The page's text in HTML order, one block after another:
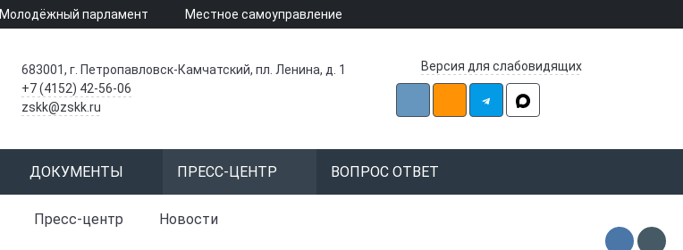
Молодёжный парламент Местное самоуправление
683001, г. Петропавловск-Камчатский, пл. Ленина, д. 1
+7 (4152) 42-56-06
zskk@zskk.ru
Версия для слабовидящих
ДОКУМЕНТЫ ПРЕСС-ЦЕНТР ВОПРОС ОТВЕТ
Пресс-центр
Новости